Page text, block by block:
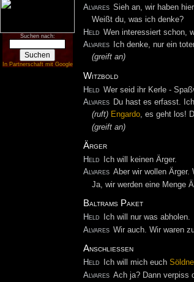
Suchen nach:
In Partnerschaft mit Google
Alvares Sieh an, wir haben
Weißt du, was ich denke?
Held Wen interessiert schon,
Alvares
Ich denke, nur ein
(greift an)
Witzbold
Held Wer seid ihr Kerle -
Alvares Du hast es erfasst.
(ruft) Engardo, es geht los!
(greift an)
Ärger
Held
Ich will keinen Ärger.
Alvares Aber wir wollen Ärger.
Ja, wir werden eine Menge
Baltrams Paket
Held
Ich will nur was abholen.
Alvares Wir auch. Wir waren
Anschließen
Held Ich will mich euch
Alvares Ach ja? Dann verpiss